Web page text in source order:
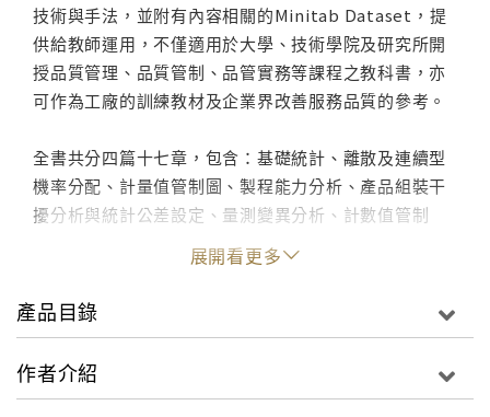
技術與手法，並附有內容相關的Minitab Dataset，提
供給教師運用，不僅適用於大學、技術學院及研究所開
授品質管理、品質管制、品管實務等課程之教科書，亦
可作為工廠的訓練教材及企業界改善服務品質的參考。
全書共分四篇十七章，包含：基礎統計、離散及連續型
機率分配、計量值管制圖、製程能力分析、產品組裝干
擾分析與統計公差設定、量測變異分析、計數值管制
圖、抽樣檢驗計畫之概念、計數值與計量值抽樣計畫、
連續與逐次抽樣檢驗計劃、MIL-STD-1916抽樣檢驗計
畫、統計品管之七種手法、品質成本分析、全面品質管
理(TQM)、國際品質／環境認證標準（ISO 9000/14000
造業與服務業之應用實例等。此版更新增「實驗設計」
展開看更多
產品目錄
作者介紹